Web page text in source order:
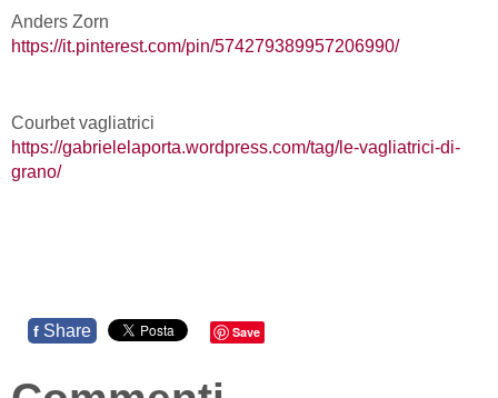
Anders Zorn
https://it.pinterest.com/pin/574279389957206990/
Courbet vagliatrici
https://gabrielelaporta.wordpress.com/tag/le-vagliatrici-di-
grano/
f Share Save